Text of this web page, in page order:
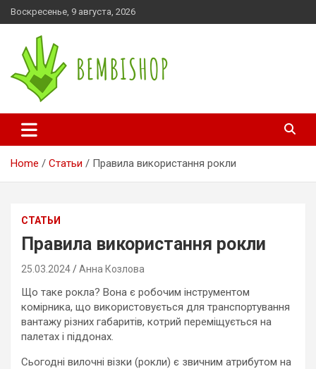
Skip
to
Воскресенье, 9 августа, 2026
bembishop.com.ua
Home Статьи Правила використання рокли
СТАТЬИ
Правила використання рокли
25.03.2024 Анна Козлова
Що таке рокла? Вона є робочим інструментом
комірника, що використовується для транспортування
вантажу різних габаритів, котрий переміщується на
палетах і піддонах.
Сьогодні вилочні візки (рокли) є звичним атрибутом на